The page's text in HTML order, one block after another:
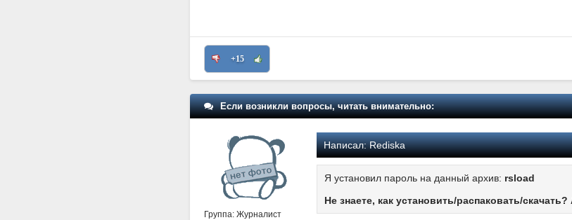
+15
Если возникли вопросы, читать внимательно:
Группа: Журналист
Написал:Rediska
Я установил пароль на данный архив: rsload
Не знаете, как установить/распаковать/